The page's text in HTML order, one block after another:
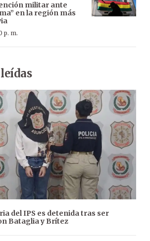
militar ante
en la región más
p. m.
del IPS es detenida tras ser
Bataglia y Brítez